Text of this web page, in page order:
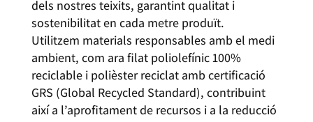
dels nostres teixits, garantint qualitat i
sostenibilitat en cada metre produït.
Utilitzem materials responsables amb el medi
ambient, com ara filat poliolefínic 100%
reciclable i polièster reciclat amb certificació
GRS (Global Recycled Standard), contribuint
així a l’aprofitament de recursos i a la reducció